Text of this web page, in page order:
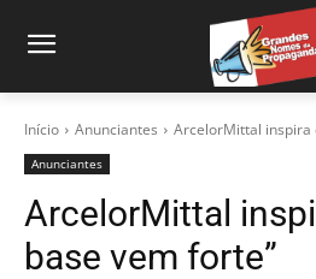
Início Anunciantes ArcelorMittal inspira
Anunciantes
ArcelorMittal
base vem forte”